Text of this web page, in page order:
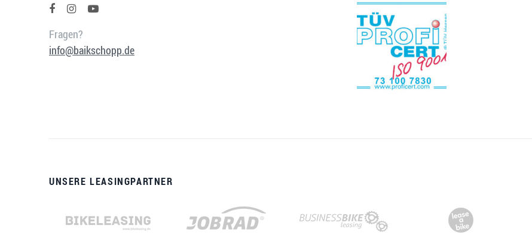
Fragen?
info@baikschopp.de
UNSERE LEASINGPARTNER